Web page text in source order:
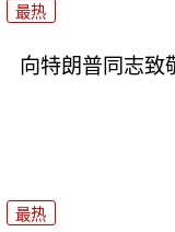
最热
向特朗普同志致
最热